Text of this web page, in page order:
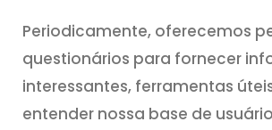
Periodicamente, oferecemos
questionários para fornecer
interessantes, ferramentas
entender nossa base de